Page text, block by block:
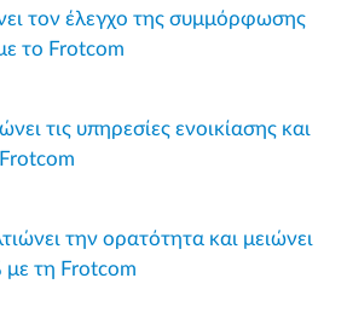
τον έλεγχο της συμμόρφωσης
το Frotcom
τις υπηρεσίες ενοικίασης και
την ορατότητα και μειώνει
με τη Frotcom